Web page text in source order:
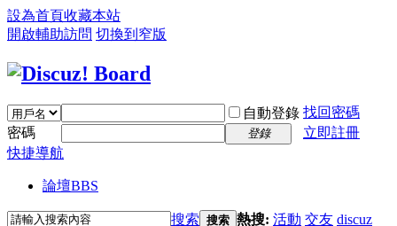
設為首頁收藏本站
開啟輔助訪問 切換到窄版
自動登錄 找回密碼
密碼
登錄
立即註冊
快捷導航
論壇BBS
搜索 搜索 熱搜: 活動 交友 discuz